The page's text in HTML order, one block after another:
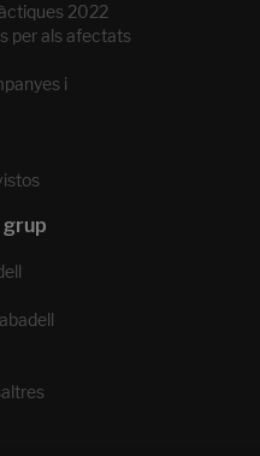
2022
per als afectats
i